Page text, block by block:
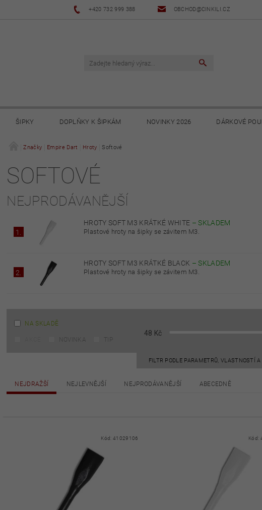
+420 732 999 388 OBCHOD@CINKILI.CZ
ŠIPKY DOPLŇKY K ŠIPKÁM NOVINKY 2026 DÁRKOVÉ
HRY NOVINKY 2025
OBCHODNÍ PODMÍNKY OCHRANA OSOBNÍCH ÚDAJŮ
Značky Empire Dart Hroty Softové
SOFTOVÉ
NEJPRODÁVANĚJŠÍ
1.
HROTY SOFT M3 KRÁTKÉ WHITE –SKLADEM
Plastové hroty na šipky se závitem M3.
2.
HROTY SOFT M3 KRÁTKÉ BLACK –SKLADEM
Plastové hroty na šipky se závitem M3.
NA SKLADĚ
NOVINKA TIP
48 Kč
FILTR PODLE PARAMETRŮ, VLASTNOSTÍ A
NEJDRAŽŠÍ NEJLEVNĚJŠÍ NEJPRODÁVANĚJŠÍ ABECEDNĚ
Kód: 41029106 Kód: